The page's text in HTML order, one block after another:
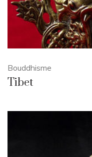
Bouddhisme
Tibet